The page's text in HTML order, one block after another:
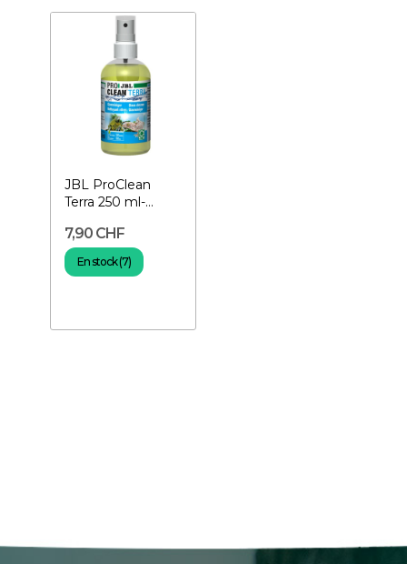
JBL ProClean
Terra 250 ml-
terrarium
7,90 CHF
En stock (7)